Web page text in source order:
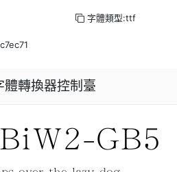
字體類型:ttf
轉換器控制臺